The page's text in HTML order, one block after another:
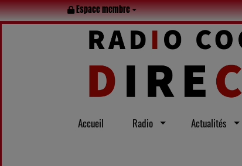
Espace membre
Accueil Radio Actualités